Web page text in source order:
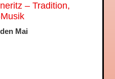
– Tradition,
Mai